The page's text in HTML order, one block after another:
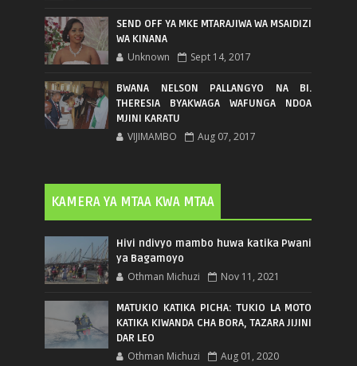
SEND OFF YA MKE MTARAJIWA WA MSAIDIZI
WA KINANA
Unknown Sept 14, 2017
BWANA NELSON PALLANGYO NA BI.
THERESIA BYAKWAGA WAFUNGA NDOA
MJINI KARATU
VIJIMAMBO Aug 07, 2017
KAMERA YA MTAA KWA MTAA
Hivi ndivyo mambo huwa katika Pwani
ya Bagamoyo
Othman Michuzi Nov 11, 2021
MATUKIO KATIKA PICHA: TUKIO LA MOTO
KATIKA KIWANDA CHA BORA, TAZARA JIJINI
DAR LEO
Othman Michuzi Aug 01, 2020